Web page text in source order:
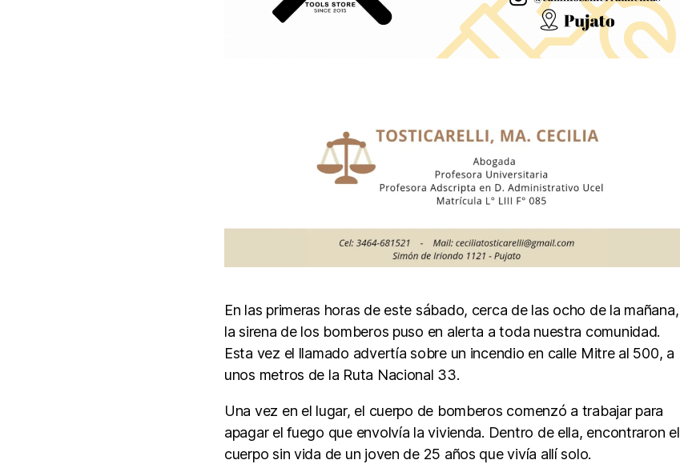
En las primeras horas de este sábado, cerca de las ocho de la mañana,
la sirena de los bomberos puso en alerta a toda nuestra comunidad.
Esta vez el llamado advertía sobre un incendio en calle Mitre al 500, a
unos metros de la Ruta Nacional 33.
Una vez en el lugar, el cuerpo de bomberos comenzó a trabajar para
apagar el fuego que envolvía la vivienda. Dentro de ella, encontraron el
cuerpo sin vida de un joven de 25 años que vivía allí solo.